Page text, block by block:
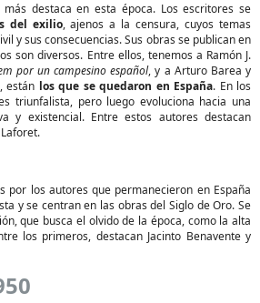
destaca en esta época. Los escritores se
del exilio, ajenos a la censura, cuyos temas
y sus consecuencias. Sus obras se publican en
son diversos. Entre ellos, tenemos a Ramón J.
por un campesino español, y a Arturo Barea y
están los que se quedaron en España. En los
triunfalista, pero luego evoluciona hacia una
y existencial. Entre estos autores destacan
por los autores que permanecieron en España
y se centran en las obras del Siglo de Oro. Se
que busca el olvido de la época, como la alta
los primeros, destacan Jacinto Benavente y